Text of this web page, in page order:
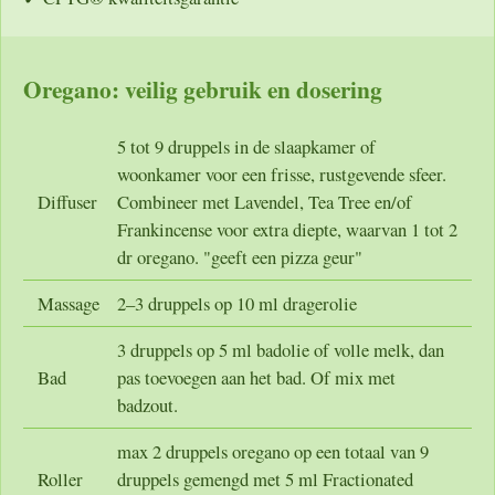
Oregano: veilig gebruik en dosering
Diffuser
5 tot 9 druppels in de slaapkamer of
woonkamer voor een frisse, rustgevende sfeer.
Combineer met Lavendel, Tea Tree en/of
Frankincense voor extra diepte, waarvan 1 tot 2
dr oregano. "geeft een pizza geur"
Massage
2–3 druppels op 10 ml dragerolie
Bad
3 druppels op 5 ml badolie of volle melk, dan
pas toevoegen aan het bad. Of mix met
badzout.
Roller
max 2 druppels oregano op een totaal van 9
druppels gemengd met 5 ml Fractionated